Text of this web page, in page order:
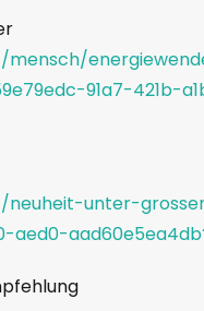
mensch/
91a7-421b-
neuheit-unter-